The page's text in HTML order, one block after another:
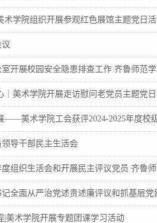
术学院组织开展参观红色展馆主题党日
开展校园安全隐患排查工作 齐鲁师范
美术学院开展走访慰问老党员主题党
——美术学院工会获评2024-2025年度校
导干部民主生活会
组织生活会和开展民主评议党员 齐鲁
全面从严治党述责述廉评议和抓基层
美术学院开展专题团课学习活动